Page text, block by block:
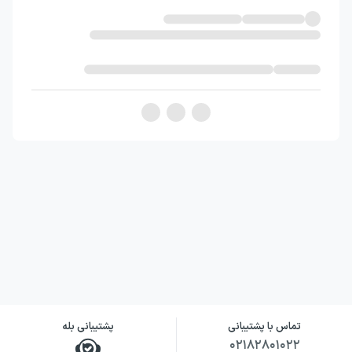
متنوع از آثارش فراهم می‌کند.
نویسنده کتاب داستانهای شکسپیر
۲
لیان گارفیلد در این کتاب به بازنگری داستانی آثار
داستان‌هاست. به همین دلیل، کتاب به‌جای آنکه
تماس با پشتیبانی
۰۲۱۸۲۸۰۱۰۲۲
پشتیبانی بله